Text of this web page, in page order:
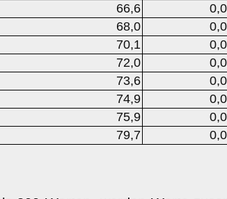
66,6
68,0
70,1
72,0
73,6
74,9
75,9
79,7